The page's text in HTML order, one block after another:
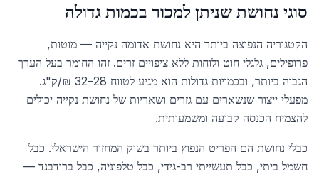
סוגי נחושת שניתן למכור בכמות גדולה
הקטגוריה הנפוצה ביותר היא נחושת אדומה נקייה — מוטות,
פרופילים, גלגלי חוט ולוחות ללא ציפויים זרים. זהו החומר בעל הערך
הגבוה ביותר, ובכמויות גדולות הוא מגיע לטווח 28–32 ₪/ק"ג.
מפעלי ייצור שנשארים עם גזרים ושאריות של נחושת נקייה יכולים
להצמיח הכנסה קבועה ומשמעותית.
כבלי נחושת הם הפריט הנפוץ ביותר בשוק המחזור הישראלי. כבל
חשמל ביתי, כבל תעשייתי רב-גידי, כבל טלפוניה, כבל ברודבנד —